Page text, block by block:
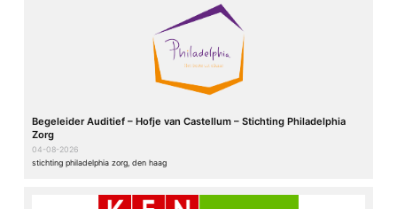
Begeleider Auditief – Hofje van Castellum – Stichting Philadelphia
Zorg
04-08-2026
stichting philadelphia zorg, den haag